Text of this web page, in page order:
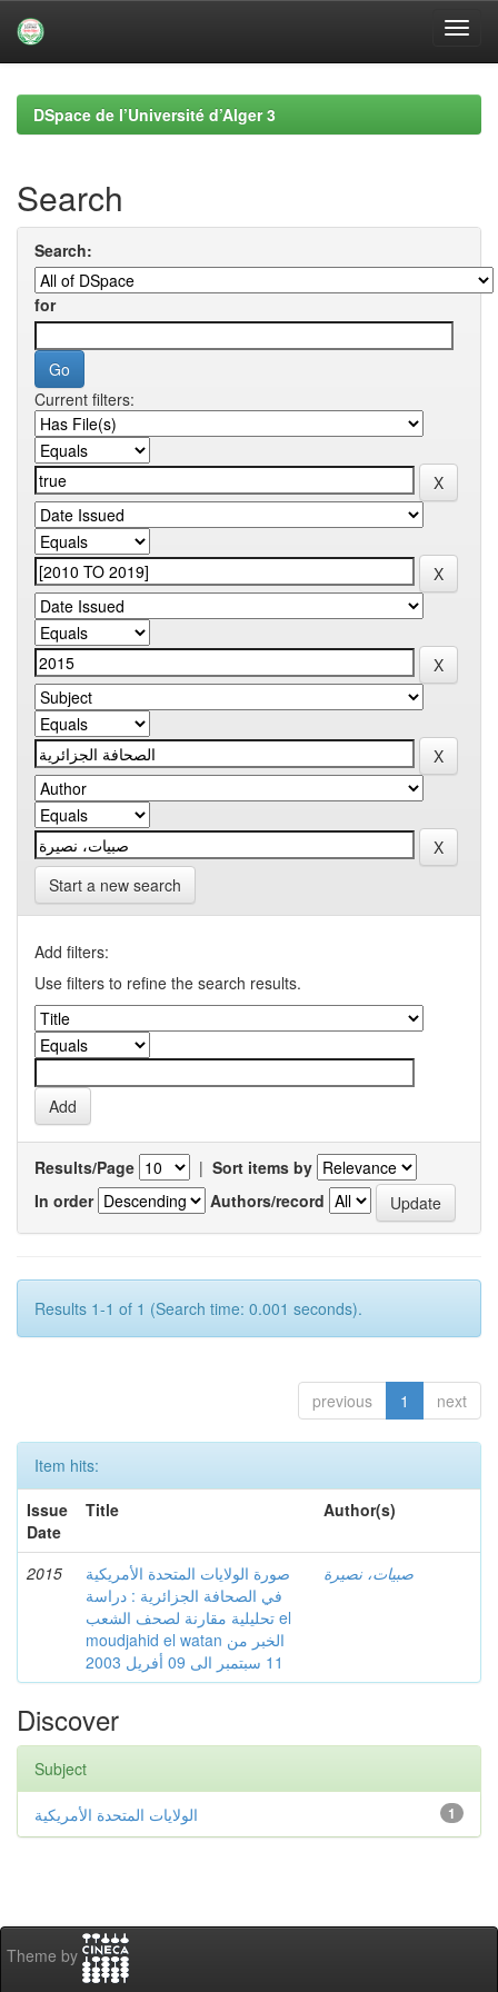
navigationDSpace de l’Université d’Alger 3
Search
Search:
for
Current filters:
Start a new search
Add filters:
Use filters to refine the search results.
Results/Page | Sort items by
In order
Authors/record
Results 1-1 of 1 (Search time: 0.001 seconds).
previous 1 next
Item hits:
Issue
Date
Title Author(s)
2015
صورة الولايات المتحدة الأمريكية
في الصحافة الجزائرية : دراسة
تحليلية مقارنة لصحف الشعب el
moudjahid el watan الخبر من
11 سبتمبر الى 09 أفريل 2003
صبيات، نصيرة
Discover
Subject
1 الولايات المتحدة الأمريكية
Theme by